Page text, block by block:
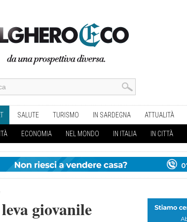
SALUTE TURISMO IN SARDEGNA ATTUALITÀ
ECONOMIA NEL MONDO IN ITALIA IN CITTÀ
giovanile